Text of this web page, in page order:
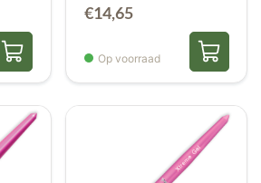
€14,65
Op voorraad